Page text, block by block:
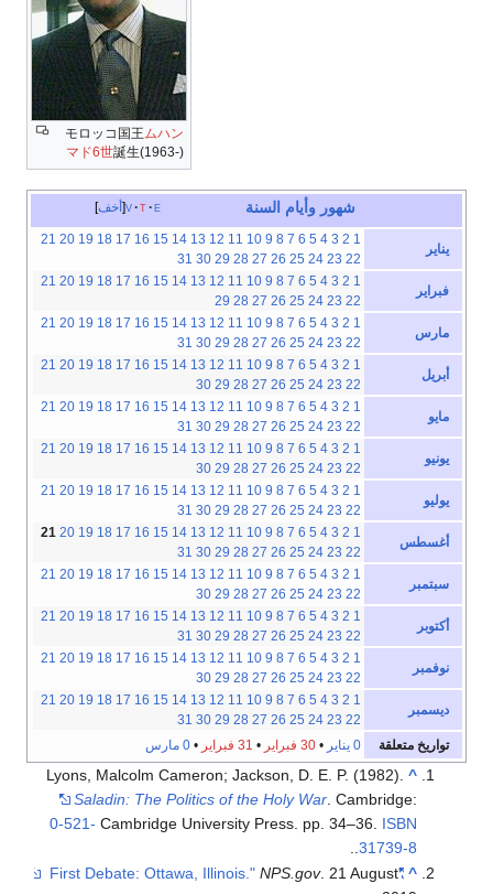
モロッコ国王 ムハン
マド6世誕生(1963-)
أخف v t e شهور وأيام السنة
يناير
1
2
3
4
5
6
7
8
9
10
11
12
13
14
15
16
17
18
19
20
21
22
23
24
25
26
27
28
29
30
31
فبراير
1
2
3
4
5
6
7
8
9
10
11
12
13
14
15
16
17
18
19
20
21
22
23
24
25
26
27
28
29
مارس
1
2
3
4
5
6
7
8
9
10
11
12
13
14
15
16
17
18
19
20
21
22
23
24
25
26
27
28
29
30
31
أبريل
1
2
3
4
5
6
7
8
9
10
11
12
13
14
15
16
17
18
19
20
21
22
23
24
25
26
27
28
29
30
مايو
1
2
3
4
5
6
7
8
9
10
11
12
13
14
15
16
17
18
19
20
21
22
23
24
25
26
27
28
29
30
31
يونيو
1
2
3
4
5
6
7
8
9
10
11
12
13
14
15
16
17
18
19
20
21
22
23
24
25
26
27
28
29
30
يوليو
1
2
3
4
5
6
7
8
9
10
11
12
13
14
15
16
17
18
19
20
21
22
23
24
25
26
27
28
29
30
31
أغسطس
1
2
3
4
5
6
7
8
9
10
11
12
13
14
15
16
17
18
19
20
21
22
23
24
25
26
27
28
29
30
31
سبتمبر
1
2
3
4
5
6
7
8
9
10
11
12
13
14
15
16
17
18
19
20
21
22
23
24
25
26
27
28
29
30
أكتوبر
1
2
3
4
5
6
7
8
9
10
11
12
13
14
15
16
17
18
19
20
21
22
23
24
25
26
27
28
29
30
31
نوفمبر
1
2
3
4
5
6
7
8
9
10
11
12
13
14
15
16
17
18
19
20
21
22
23
24
25
26
27
28
29
30
ديسمبر
1
2
3
4
5
6
7
8
9
10
11
12
13
14
15
16
17
18
19
20
21
22
23
24
25
26
27
28
29
30
31
تواريخ متعلقة
0 يناير •30 فبراير • 31 فبراير •0 مارس
^
Lyons, Malcolm Cameron; Jackson, D. E. P. (1982).
Saladin: The Politics of the Holy War . Cambridge:
Cambridge University Press. pp. 34–36. ISBN
0-521-
31739-8
.
^
"First Debate: Ottawa, Illinois."
NPS.gov. 21 August